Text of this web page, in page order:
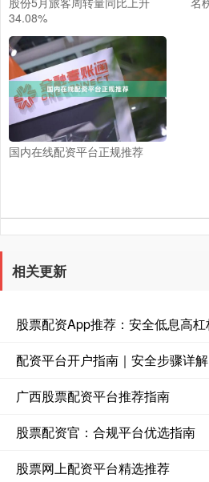
34.08%
国内在线配资平台正规推荐
相关更新
股票配资App推荐：安全低息高
配资平台开户指南｜安全步骤详解
广西股票配资平台推荐指南
股票配资官：合规平台优选指南
股票网上配资平台精选推荐